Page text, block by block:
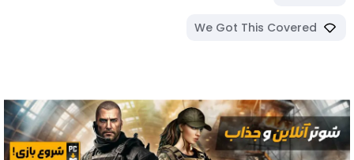
We Got This Covered